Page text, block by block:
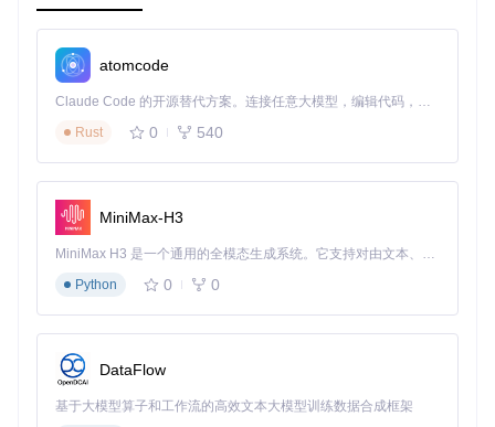
3.2 客户关系管理场景
CRM 系统中，利用 React-admin 构建客户信息管理界面，展
系。
4 业务场景适配指南：不同规模企业的落地建议
提供的默认组件和配置，快速搭建基础后台系统。通过简单的
CRUD 操作满足数据管理需求，随着业务发展再逐步定制功
能。
4.2 中型企业
atomcode
Claude Code 的开源替代方案。连接任意大模型，编辑代码，运行命令，自动验证 — 全自动执行。用 Rust 构建，极致性能。 ｜ An open-source alternative to Claude Code. Connect any LLM, edit code, run commands, and verify changes — autonomously. Built in Rust for speed. Get Started
Rust
0 540
MiniMax-H3
MiniMax H3 是一个通用的全模态生成系统。它支持对由文本、图像、视频和音频组成的多模态上下文进行统一理解，并能生成分辨率高达 2K、时长可达 15 秒的带原生立体声音频的视频。得益于面向任务泛化的系统设计，H3 在预训练阶段就已具备广泛的多模态上下文理解与生成能力，能够出色地执行复杂的多模态指令。
Python
0 0
DataFlow
基于大模型算子和工作流的高效文本大模型训练数据合成框架